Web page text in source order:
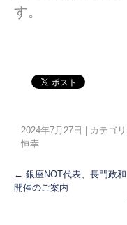
す。
2024年7月27日 カテゴ
恒幸
← 銀座NOT代表、長門政
開催のご案内